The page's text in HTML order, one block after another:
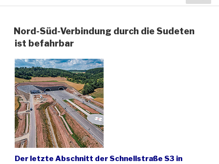
Nord-Süd-Verbindung durch die Sudeten
ist befahrbar
Der letzte Abschnitt der Schnellstraße S3 in